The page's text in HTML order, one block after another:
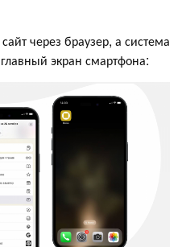
через браузер, а система
экран смартфона: